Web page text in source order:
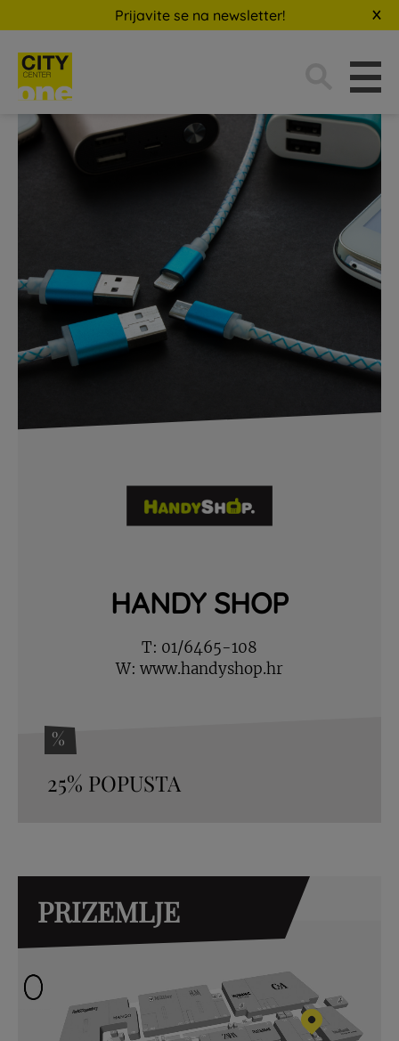
Prijavite se na newsletter!
HANDY SHOP
T: 01/6465-108
W: www.handyshop.hr
%
25% POPUSTA
PRIZEMLJE